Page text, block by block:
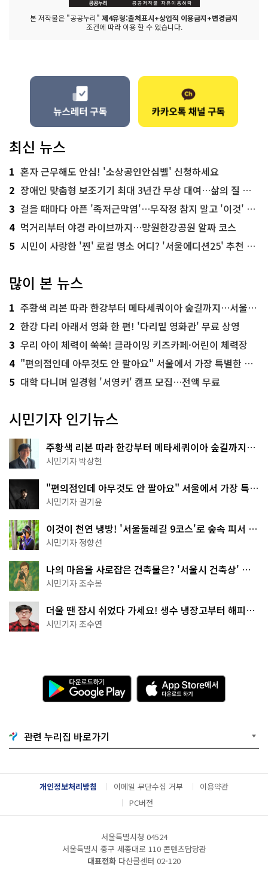
본 저작물은 "공공누리" 제4유형:출처표시+상업적 이용금지+변경금지
조건에 따라 이용 할 수 있습니다.
최신 뉴스
1 혼자 근무해도 안심! '소상공인안심벨' 신청하세요
2 장애인 맞춤형 보조기기 최대 3년간 무상 대여…삶의 질 높인다
3 걸을 때마다 아픈 '족저근막염'…무작정 참지 말고 '이것' 해보세요!
4 먹거리부터 야경 라이브까지…망원한강공원 알짜 코스
5 시민이 사랑한 '찐' 로컬 명소 어디? '서울에디션25' 추천 코스
많이 본 뉴스
1 주황색 리본 따라 한강부터 메타세쿼이아 숲길까지…서울둘레길 15코스
2 한강 다리 아래서 영화 한 편! '다리밑 영화관' 무료 상영
3 우리 아이 체력이 쑥쑥! 클라이밍 키즈카페·어린이 체력장
4 "편의점인데 아무것도 안 팔아요" 서울에서 가장 특별한 편의점의 정체
5 대학 다니며 일경험 '서영커' 캠프 모집…전액 무료
시민기자 인기뉴스
주황색 리본 따라 한강부터 메타세쿼이아 숲길까지…
서울둘레길 15코스
시민기자 박상현
"편의점인데 아무것도 안 팔아요" 서울에서 가장 특별
한 편의점의 정체
시민기자 권기윤
이것이 천연 냉방! '서울둘레길 9코스'로 숲속 피서 떠
나볼까
시민기자 정향선
나의 마음을 사로잡은 건축물은? '서울시 건축상' 수
상작 공개!
시민기자 조수봉
더울 땐 잠시 쉬었다 가세요! 생수 냉장고부터 해피소
·무더위쉼터까지
시민기자 조수연
다
운
로
기
G
o
g
l
e
A
p
p
e
서
다
운
관련 누리집 바로가기
개인정보처리방침 이메일 무단수집 거부
이용약관
PC버전
서울특별시청 04524
서울특별시 중구 세종대로 110 콘텐츠담당관
대표전화 다산콜센터 02-120